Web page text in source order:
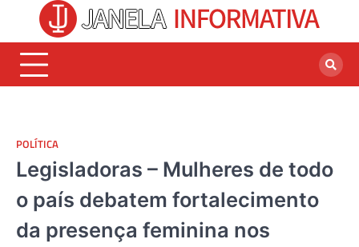
content
POLÍTICA
Legisladoras – Mulheres de todo
o país debatem fortalecimento
da presença feminina nos